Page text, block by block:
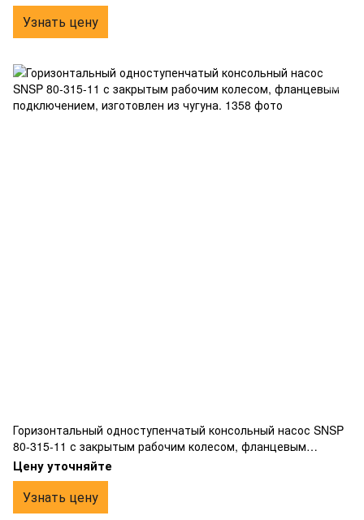
Узнать цену
Горизонтальный одноступенчатый консольный насос SNSP
80-315-11 с закрытым рабочим колесом, фланцевым
подключением, изготовлен из чугуна.
Цену уточняйте
Узнать цену